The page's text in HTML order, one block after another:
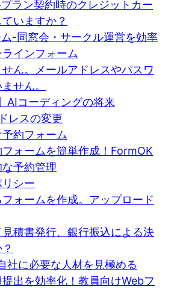
ラン契約時のクレジットカー
いますか？
-同窓会・サークル運営を効率
インフォーム
ん。メールアドレスやパスワ
せん。
AIコーディングの将来
レスの変更
約フォーム
ォームを簡単作成！FormOK
予約管理
シー
ォームを作成。アップロード
積書発行、銀行振込による決
社に必要な人材を見極める
出を効率化！教員向けWebフ